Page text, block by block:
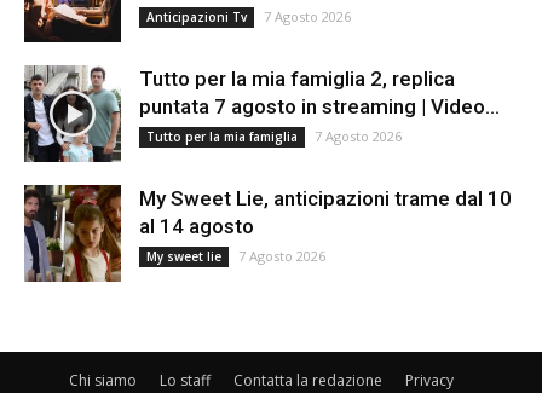
Anticipazioni Tv 7 Agosto 2026
Tutto per la mia famiglia 2, replica
puntata 7 agosto in streaming | Video...
Tutto per la mia famiglia 7 Agosto 2026
My Sweet Lie, anticipazioni trame dal 10
al 14 agosto
My sweet lie 7 Agosto 2026
Chi siamo Lo staff Contatta la redazione Privacy